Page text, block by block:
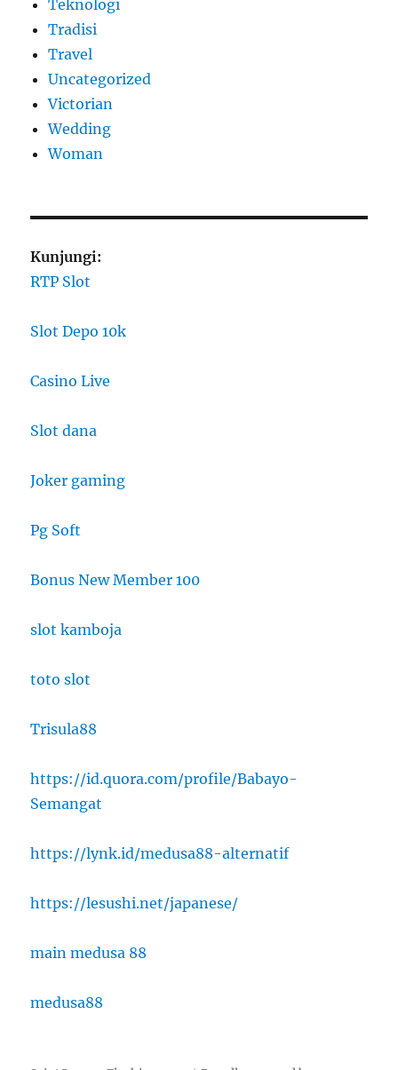
Teknologi
Tradisi
Travel
Uncategorized
Victorian
Wedding
Woman
Kunjungi:
RTP Slot
Slot Depo 10k
Casino Live
Slot dana
Joker gaming
Pg Soft
Bonus New Member 100
slot kamboja
toto slot
Trisula88
https://id.quora.com/profile/Babayo-
Semangat
https://lynk.id/medusa88-alternatif
https://lesushi.net/japanese/
main medusa 88
medusa88